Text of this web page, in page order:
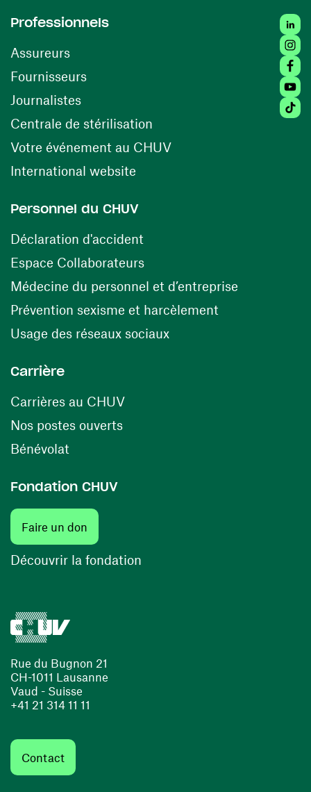
Rue du Bugnon 21
CH-1011 Lausanne
Vaud - Suisse
+41 21 314 11 11
Contact
Professionnels
Assureurs
Fournisseurs(ouvre une nouvelle fenêtre)
Journalistes
Centrale de stérilisation (ouvre une nouvelle
Votre événement au CHUV(ouvre une nouvelle
International website
Personnel du CHUV
Déclaration d'accident
Espace Collaborateurs(ouvre une nouvelle fenêtre)
Médecine du personnel et d’entreprise
Prévention sexisme et harcèlement
Usage des réseaux sociaux(ouvre une nouvelle
Carrière
Carrières au CHUV(ouvre une nouvelle fenêtre)
Nos postes ouverts(ouvre une nouvelle fenêtre)
Bénévolat
Fondation CHUV
Faire un don
Découvrir la fondation